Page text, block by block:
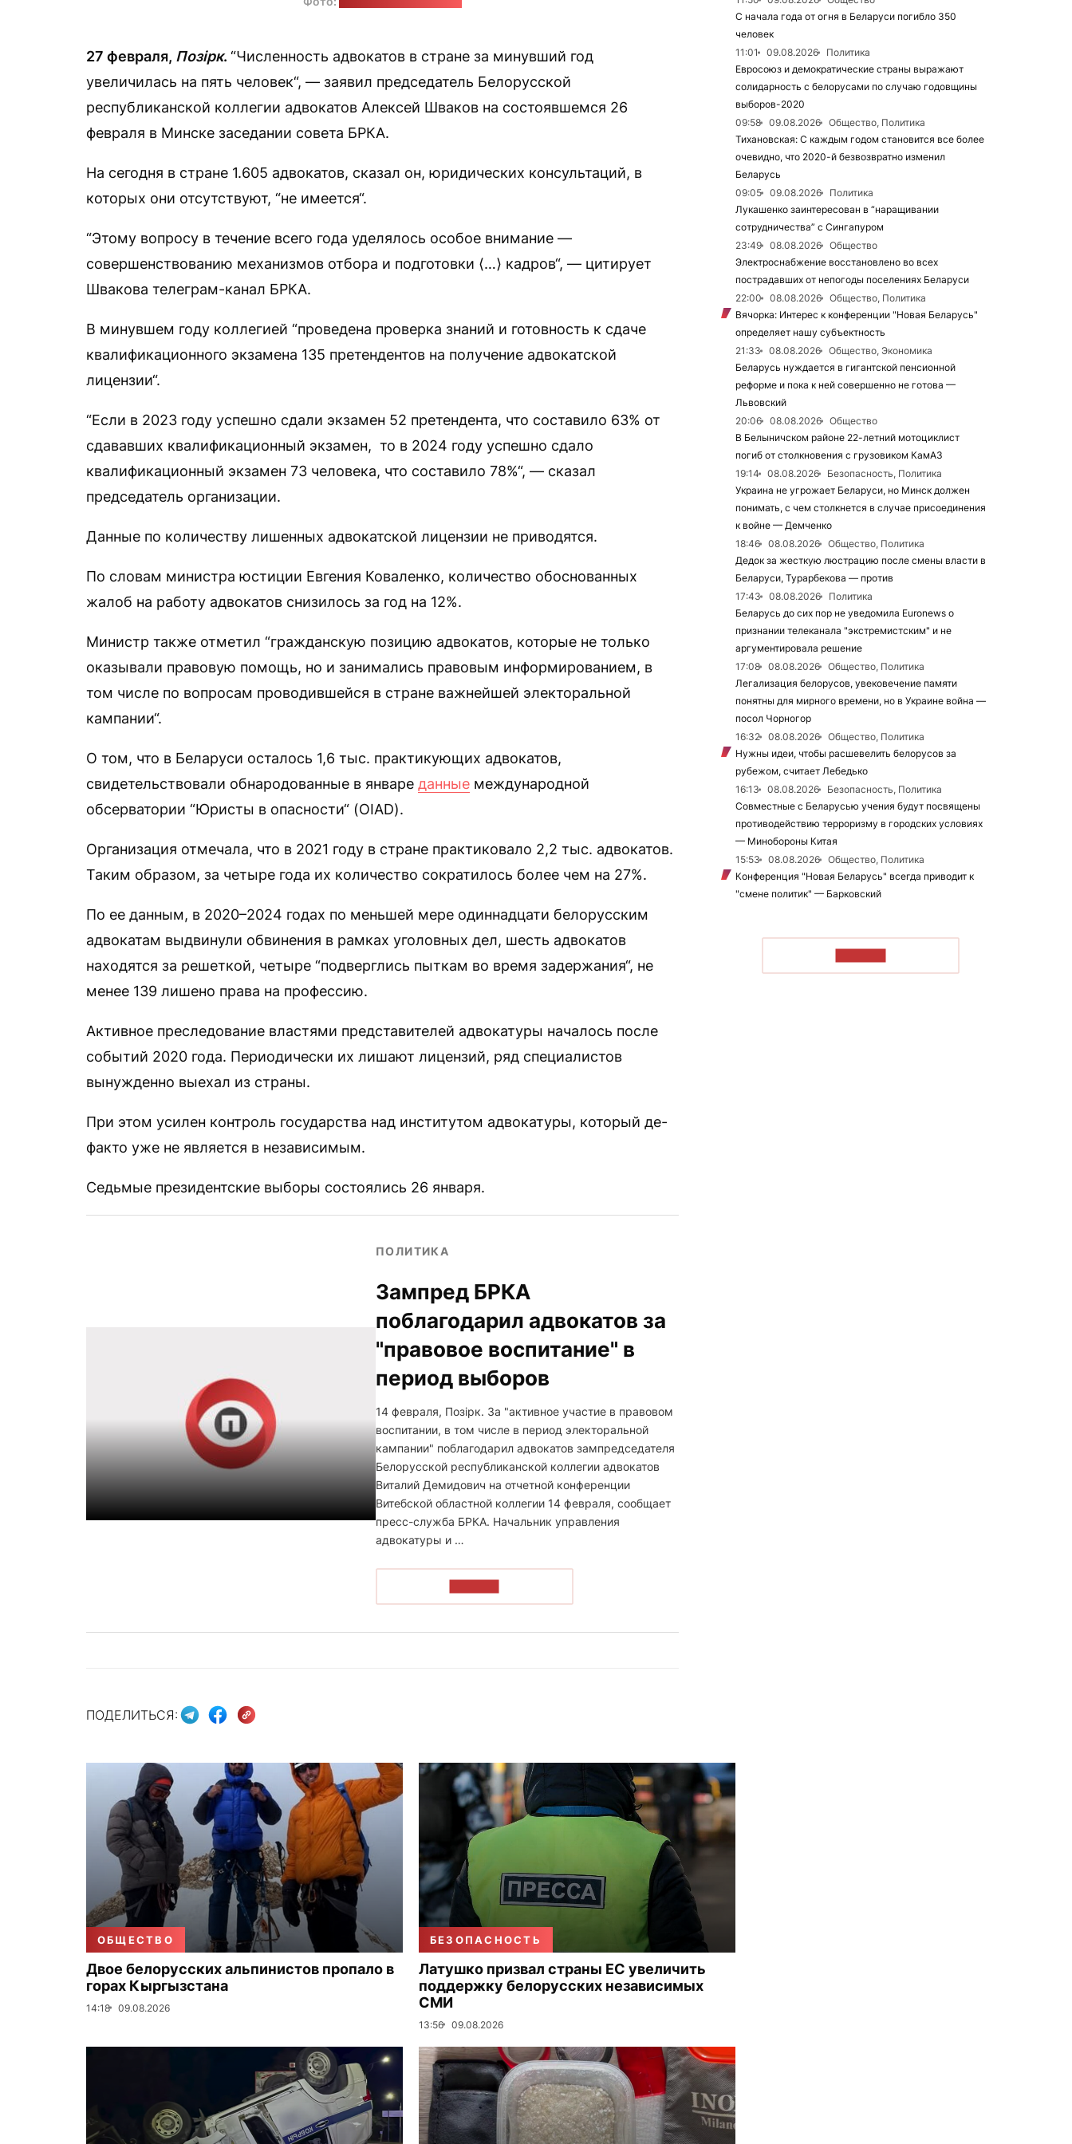
27 февраля, Позірк. “Численность адвокатов в стране за минувший год
увеличилась на пять человек“, — заявил председатель Белорусской
республиканской коллегии адвокатов Алексей Шваков на состоявшемся 26
февраля в Минске заседании совета БРКА.
На сегодня в стране 1.605 адвокатов, сказал он, юридических консультаций, в
которых они отсутствуют, “не имеется“.
“Этому вопросу в течение всего года уделялось особое внимание —
совершенствованию механизмов отбора и подготовки ⟨…⟩ кадров“, — цитирует
Швакова телеграм-канал БРКА.
В минувшем году коллегией “проведена проверка знаний и готовность к сдаче
квалификационного экзамена 135 претендентов на получение адвокатской
лицензии“.
“Если в 2023 году успешно сдали экзамен 52 претендента, что составило 63% от
сдававших квалификационный экзамен, то в 2024 году успешно сдало
квалификационный экзамен 73 человека, что составило 78%“, — сказал
председатель организации.
Данные по количеству лишенных адвокатской лицензии не приводятся.
По словам министра юстиции Евгения Коваленко, количество обоснованных
жалоб на работу адвокатов снизилось за год на 12%.
Министр также отметил “гражданскую позицию адвокатов, которые не только
оказывали правовую помощь, но и занимались правовым информированием, в
том числе по вопросам проводившейся в стране важнейшей электоральной
кампании“.
О том, что в Беларуси осталось 1,6 тыс. практикующих адвокатов,
свидетельствовали обнародованные в январе данные международной
обсерватории “Юристы в опасности“ (OIAD).
Организация отмечала, что в 2021 году в стране практиковало 2,2 тыс. адвокатов.
Таким образом, за четыре года их количество сократилось более чем на 27%.
По ее данным, в 2020–2024 годах по меньшей мере одиннадцати белорусским
адвокатам выдвинули обвинения в рамках уголовных дел, шесть адвокатов
находятся за решеткой, четыре “подверглись пыткам во время задержания“, не
менее 139 лишено права на профессию.
Активное преследование властями представителей адвокатуры началось после
событий 2020 года. Периодически их лишают лицензий, ряд специалистов
вынужденно выехал из страны.
При этом усилен контроль государства над институтом адвокатуры, который де-
факто уже не является в независимым.
Седьмые президентские выборы состоялись 26 января.
ПОЛИТИКА
Зампред БРКА
поблагодарил адвокатов за
"правовое воспитание" в
период выборов
14 февраля, Позірк. За "активное участие в правовом
воспитании, в том числе в период электоральной
кампании" поблагодарил адвокатов зампредседателя
Белорусской республиканской коллегии адвокатов
Виталий Демидович на отчетной конференции
Витебской областной коллегии 14 февраля, сообщает
пресс-служба БРКА. Начальник управления
адвокатуры и …
ПОДЕЛИТЬСЯ:
ОБЩЕСТВО
Двое белорусских альпинистов пропало в
горах Кыргызстана
14:18 09.08.2026
БЕЗОПАСНОСТЬ
Латушко призвал страны ЕС увеличить
поддержку белорусских независимых
СМИ
13:56 09.08.2026
С начала года от огня в Беларуси погибло 350
человек
11:01
09.08.2026
Политика
Евросоюз и демократические страны выражают
солидарность с белорусами по случаю годовщины
выборов-2020
09:58
09.08.2026
Общество, Политика
Тихановская: С каждым годом становится все более
очевидно, что 2020-й безвозвратно изменил
Беларусь
09:05
09.08.2026
Политика
Лукашенко заинтересован в “наращивании
сотрудничества” с Сингапуром
23:49
08.08.2026
Общество
Электроснабжение восстановлено во всех
пострадавших от непогоды поселениях Беларуси
22:00
08.08.2026
Общество, Политика
Вячорка: Интерес к конференции "Новая Беларусь"
определяет нашу субъектность
21:33
08.08.2026
Общество, Экономика
Беларусь нуждается в гигантской пенсионной
реформе и пока к ней совершенно не готова —
Львовский
20:06
08.08.2026
Общество
В Белыничском районе 22-летний мотоциклист
погиб от столкновения с грузовиком КамАЗ
19:14
08.08.2026
Безопасность, Политика
Украина не угрожает Беларуси, но Минск должен
понимать, с чем столкнется в случае присоединения
к войне — Демченко
18:46
08.08.2026
Общество, Политика
Дедок за жесткую люстрацию после смены власти в
Беларуси, Турарбекова — против
17:43
08.08.2026
Политика
Беларусь до сих пор не уведомила Euronews о
признании телеканала "экстремистским" и не
аргументировала решение
17:08
08.08.2026
Общество, Политика
Легализация белорусов, увековечение памяти
понятны для мирного времени, но в Украине война —
посол Чорногор
16:32
08.08.2026
Общество, Политика
Нужны идеи, чтобы расшевелить белорусов за
рубежом, считает Лебедько
16:13
08.08.2026
Безопасность, Политика
Совместные с Беларусью учения будут посвящены
противодействию терроризму в городских условиях
— Минобороны Китая
15:53
08.08.2026
Общество, Политика
Конференция "Новая Беларусь" всегда приводит к
"смене политик" — Барковский